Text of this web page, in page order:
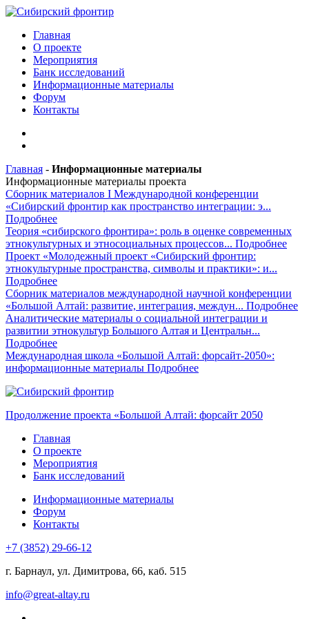
Главная
О проекте
Мероприятия
Банк исследований
Информационные материалы
Форум
Контакты
Главная - Информационные материалы
Информационные материалы проекта
Сборник материалов I Международной конференции
«Сибирский фронтир как пространство интеграции: э...
Подробнее
Теория «сибирского фронтира»: роль в оценке современных
этнокультурных и этносоциальных процессов... Подробнее
Проект «Молодежный проект «Сибирский фронтир:
этнокультурные пространства, символы и практики»: и...
Подробнее
Сборник материалов международной научной конференции
«Большой Алтай: развитие, интеграция, междун... Подробнее
Аналитические материалы о социальной интеграции и
развитии этнокультур Большого Алтая и Центральн...
Подробнее
Международная школа «Большой Алтай: форсайт-2050»:
информационные материалы Подробнее
Продолжение проекта «Большой Алтай: форсайт 2050
Главная
О проекте
Мероприятия
Банк исследований
Информационные материалы
Форум
Контакты
+7 (3852) 29-66-12
г. Барнаул, ул. Димитрова, 66, каб. 515
info@great-altay.ru